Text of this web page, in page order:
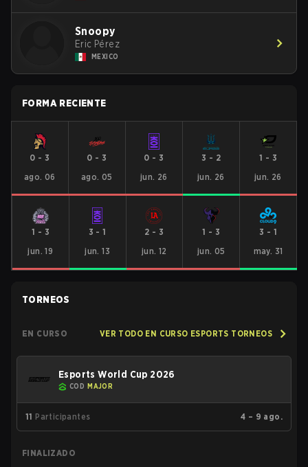
Snoopy
Eric Pérez
MEXICO
FORMA RECIENTE
0 - 3
ago. 06
0 - 3
ago. 05
0 - 3
jun. 26
3 - 2
jun. 26
1 - 3
jun. 26
1 - 3
jun. 19
3 -1
jun. 13
2 - 3
jun. 12
1 - 3
jun. 05
3 - 1
may. 31
TORNEOS
EN CURSO VER TODO EN CURSO ESPORTS TORNEOS
Esports World Cup 2026
COD MAJOR
11 Participantes 4 – 9 ago.
FINALIZADO